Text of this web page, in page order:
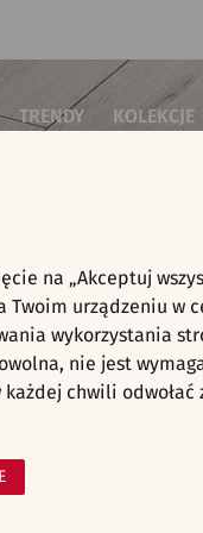
TRENDY KOLEKCJE
cegiełki
drewnopodobne
heksagonalne
jodełka
kamienne
kolorowe
Płytki
Płytki we
CEGIEŁKI
na „Akceptuj
Twoim urządzeniu w
wykorzystania
nie jest
chwili odwołać